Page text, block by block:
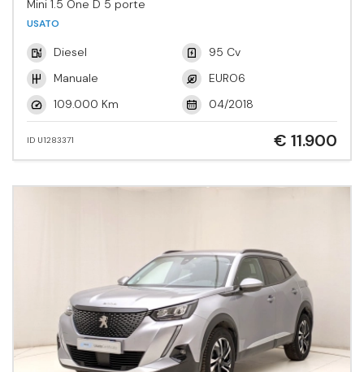
Mini 1.5 One D 5 porte
USATO
Diesel
95 Cv
Manuale
EURO6
109.000 Km
04/2018
ID U1283371 € 11.900